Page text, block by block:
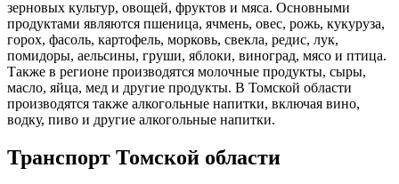
зерновых культур, овощей, фруктов и мяса. Основными
продуктами являются пшеница, ячмень, овес, рожь, кукуруза,
горох, фасоль, картофель, морковь, свекла, редис, лук,
помидоры, аельсины, груши, яблоки, виноград, мясо и птица.
Также в регионе производятся молочные продукты, сыры,
масло, яйца, мед и другие продукты. В Томской области
производятся также алкогольные напитки, включая вино,
водку, пиво и другие алкогольные напитки.
Транспорт Томской области